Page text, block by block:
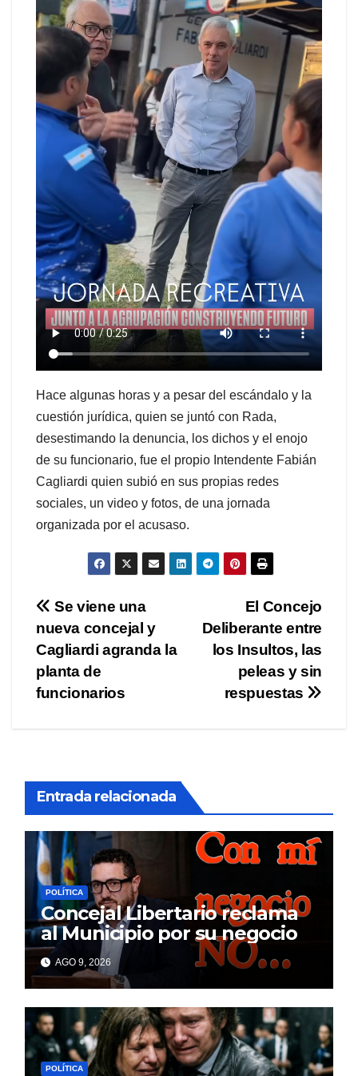
Hace algunas horas y a pesar del escándalo y la
cuestión jurídica, quien se juntó con Rada,
desestimando la denuncia, los dichos y el enojo
de su funcionario, fue el propio Intendente Fabián
Cagliardi quien subió en sus propias redes
sociales, un video y fotos, de una jornada
organizada por el acusaso.
Navegación
de
entradas
El Concejo
Deliberante entre
los Insultos, las
peleas y sin
respuestas
Se viene una
nueva concejal y
Cagliardi agranda la
planta de
funcionarios
Entrada relacionada
POLÍTICA
Concejal Libertario reclama
al Municipio por su negocio
AGO 9, 2026
POLÍTICA